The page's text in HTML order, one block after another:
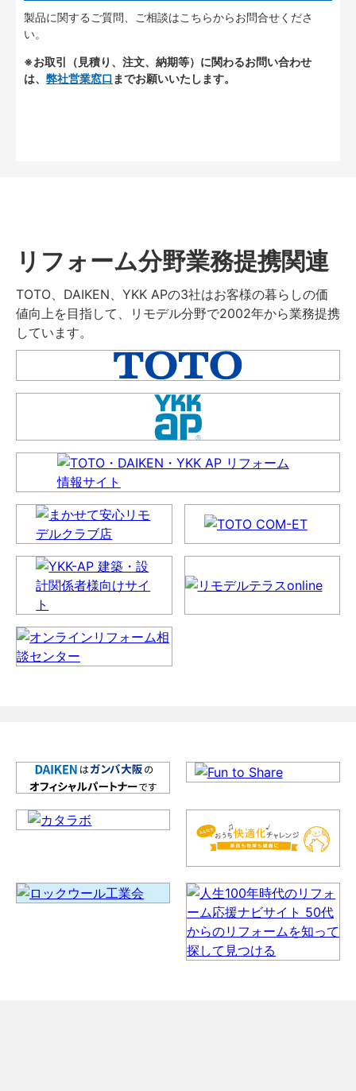
製品に関するご質問、ご相談はこちらからお問合せくださ
い。
※お取引（見積り、注文、納期等）に関わるお問い合わせ
は、 弊社営業窓口 までお願いいたします。
リフォーム分野業務提携関連
TOTO、DAIKEN、YKK APの3社はお客様の暮らしの価
値向上を目指して、リモデル分野で2002年から業務提携
しています。